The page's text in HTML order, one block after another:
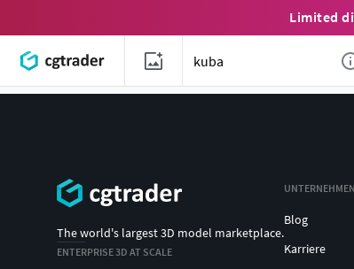
Limited
The world's largest 3D model marketplace.
ENTERPRISE 3D AT SCALE
UNTERNEHMEN
Blog
Karriere